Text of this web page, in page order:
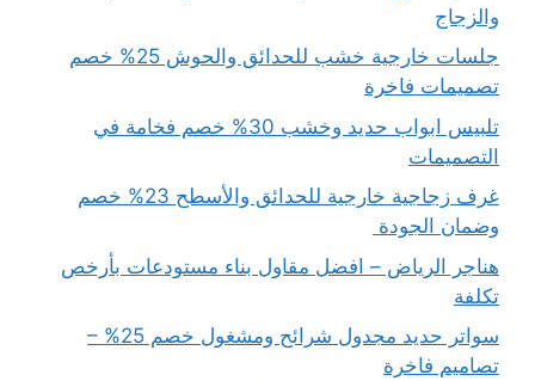
والزجاج
جلسات خارجية خشب للحدائق والحوش 25% خصم
تصميمات فاخرة
تلبيس ابواب حديد وخشب 30% خصم فخامة في
التصميمات
غرف زجاجية خارجية للحدائق والأسطح 23% خصم
وضمان الجودة
هناجر الرياض – افضل مقاول بناء مستودعات بأرخص
تكلفة
سواتر حديد مجدول شرائح ومشغول خصم 25% –
تصاميم فاخرة